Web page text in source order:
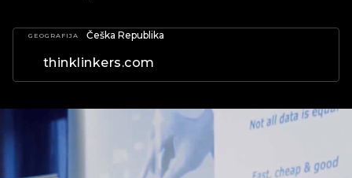
GEOGRAFIJA Češka Republika
thinklinkers.com